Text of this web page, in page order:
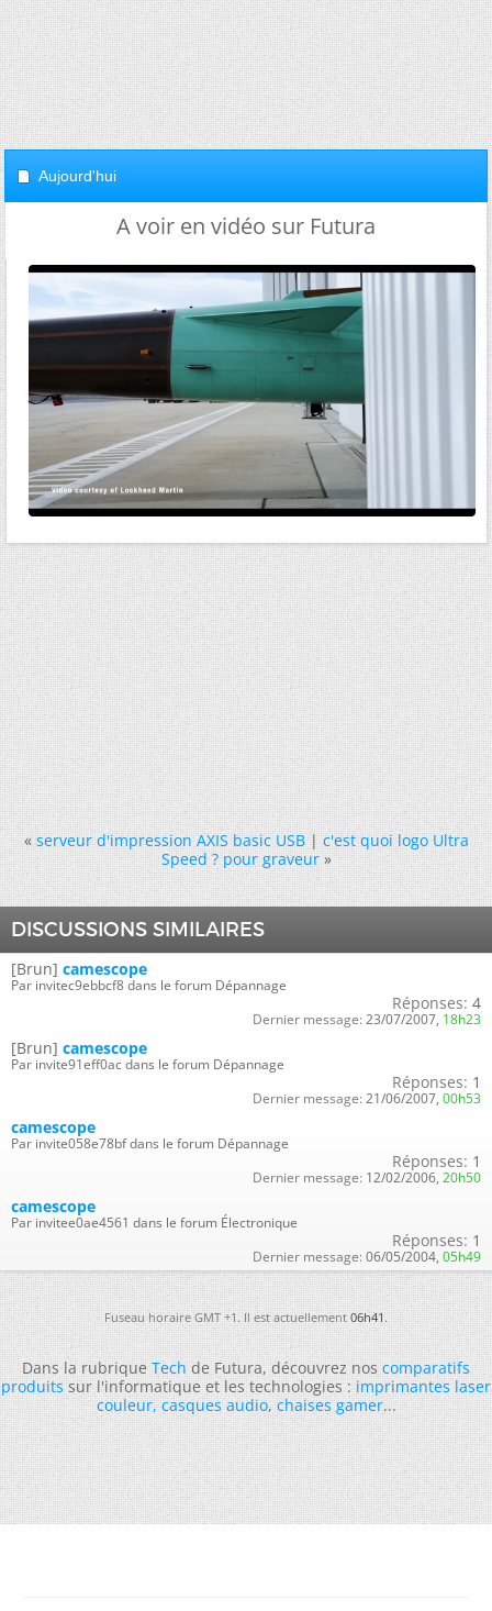
Aujourd'hui
A voir en vidéo sur Futura
« serveur d'impression AXIS basic USB|c'est quoi logo Ultra
Speed ? pour graveur »
DISCUSSIONS SIMILAIRES
[Brun] camescope
Par invitec9ebbcf8 dans le forum Dépannage
Réponses: 4
Dernier message: 23/07/2007, 18h23
[Brun] camescope
Par invite91eff0ac dans le forum Dépannage
Réponses: 1
Dernier message: 21/06/2007, 00h53
camescope
Par invite058e78bf dans le forum Dépannage
Réponses: 1
Dernier message: 12/02/2006, 20h50
camescope
Par invitee0ae4561 dans le forum Électronique
Réponses: 1
Dernier message: 06/05/2004, 05h49
Fuseau horaire GMT +1. Il est actuellement06h41.
Dans la rubriqueTechde Futura, découvrez noscomparatifs
produitssur l'informatique et les technologies :imprimantes laser
couleur,casques audio,chaises gamer...